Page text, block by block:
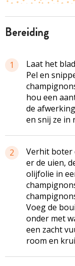
bereiding
1
Laat het
Pel en
hou een
de
en snij ze in
2
Verhit boter
er de uien,
olijfolie in
Voeg de
onder met
een zacht
room en